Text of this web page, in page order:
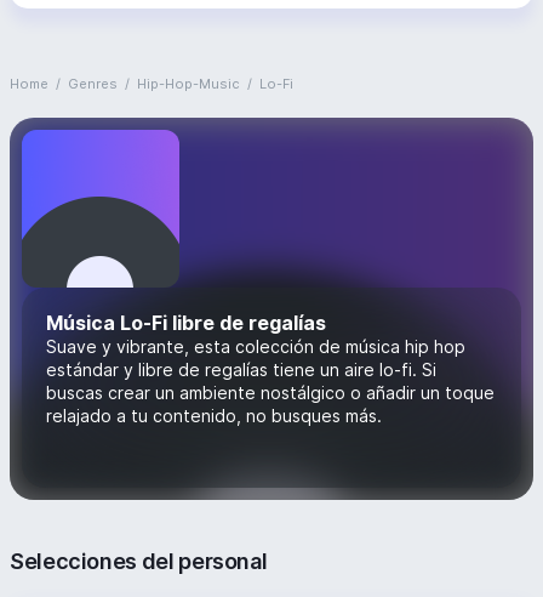
Home / Genres / Hip-Hop-Music / Lo-Fi
Música Lo-Fi libre de regalías
Suave y vibrante, esta colección de música hip hop
estándar y libre de regalías tiene un aire lo-fi. Si
buscas crear un ambiente nostálgico o añadir un toque
relajado a tu contenido, no busques más.
Selecciones del personal